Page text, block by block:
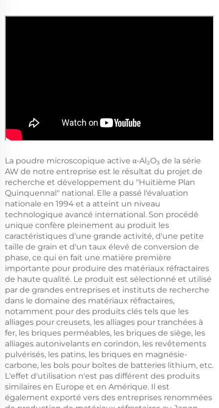
La poudre microscopique active α-Al₂O₃ de la série
AW de notre entreprise est le résultat du projet de
recherche et développement du "Huitième Plan
Quinquennal" national. Elle a passé l'évaluation
nationale en 1994 et a atteint un niveau
technologique avancé international. Son procédé
unique confère pleinement au produit les
caractéristiques d'une grande activité, d'une petite
taille de grain et d'un taux élevé de conversion de
phase, ce qui en fait une matière première
importante pour produire des matériaux réfractaires
de haute qualité. Le produit est sélectionné et utilisé
par de grandes entreprises et instituts de recherche
dans le domaine des matériaux réfractaires,
notamment pour des produits clés tels que les
alliages pour creusets, les alliages pour tranchées à
fer, les briques perméables, les briques de siège, les
alliages autonivelants en corindon, les revêtements
pulvérisés, les patins, les briques en magnésie-
carbone, les bols pour boîtes de batteries lithium, etc.
L'effet d'utilisation n'est pas différent des produits
similaires en Europe et en Amérique. Il est
également exporté vers des entreprises renommées